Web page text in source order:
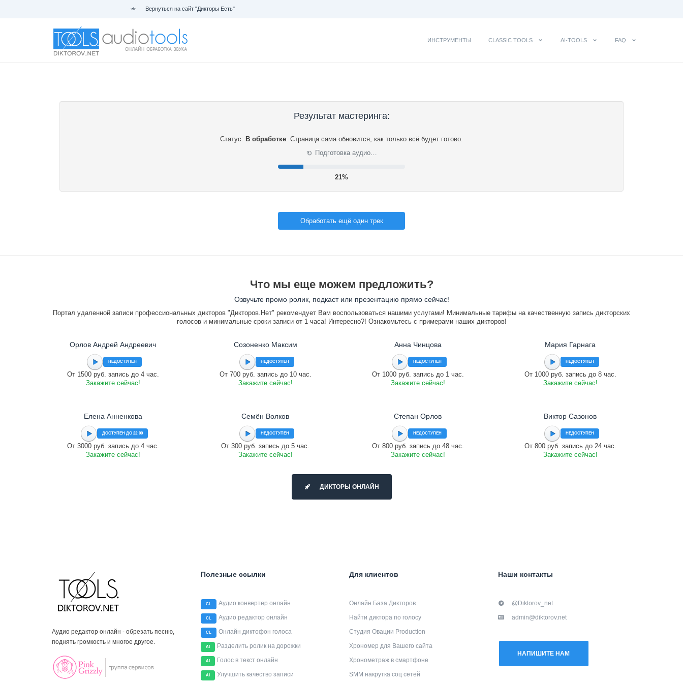
Вернуться на сайт "Дикторы Есть"
ИНСТРУМЕНТЫ CLASSIC TOOLS AI-TOOLS FAQ
Результат мастеринга:
Статус: В обработке. Страница сама обновится, как только всё будет готово.
⟳ Подготовка аудио…
21%
Обработать ещё один трек
Что мы еще можем предложить?
Озвучьте промо ролик, подкаст или презентацию прямо сейчас!
Портал удаленной записи профессиональных дикторов "Дикторов.Нет" рекомендует Вам воспользоваться нашими услугами! Минимальные тарифы на качественную запись дикторских
голосов и минимальные сроки записи от 1 часа! Интересно?! Ознакомьтесь с примерами наших дикторов!
Орлов Андрей Андреевич
НЕДОСТУПЕН
От 1500 руб. запись до 4 час.
Закажите сейчас!
Созоненко Максим
НЕДОСТУПЕН
От 700 руб. запись до 10 час.
Закажите сейчас!
Анна Чинцова
НЕДОСТУПЕН
От 1000 руб. запись до 1 час.
Закажите сейчас!
Мария Гарнага
НЕДОСТУПЕН
От 1000 руб. запись до 8 час.
Закажите сейчас!
Елена Анненкова
ДОСТУПЕН ДО 22:00
От 3000 руб. запись до 4 час.
Закажите сейчас!
Семён Волков
НЕДОСТУПЕН
От 300 руб. запись до 5 час.
Закажите сейчас!
Cтепан Орлов
НЕДОСТУПЕН
От 800 руб. запись до 48 час.
Закажите сейчас!
Виктор Сазонов
НЕДОСТУПЕН
От 800 руб. запись до 24 час.
Закажите сейчас!
ДИКТОРЫ ОНЛАЙН
Аудио редактор онлайн - обрезать песню,
поднять громкость и многое другое.
Полезные ссылки
CL Аудио конвертер онлайн
CL Аудио редактор онлайн
CL Онлайн диктофон голоса
AI Разделить ролик на дорожки
AI Голос в текст онлайн
AI Улучшить качество записи
Для клиентов
Онлайн База Дикторов
Найти диктора по голосу
Студия Овации Production
Хрономер для Вашего сайта
Хронометраж в смартфоне
SMM накрутка соц сетей
Наши контакты
@Diktorov_net
admin@diktorov.net
НАПИШИТЕ НАМ